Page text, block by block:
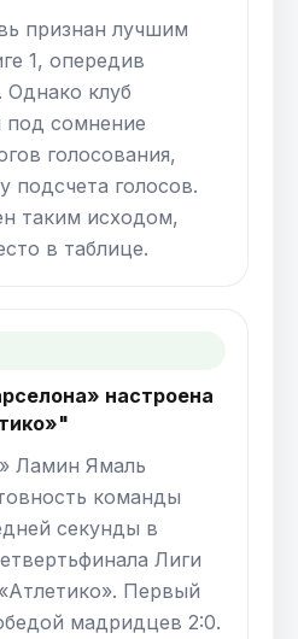
признан лучшим
1, опередив
Однако клуб
под сомнение
голосования,
подсчета голосов.
таким исходом,
в таблице.
настроена
Ламин Ямаль
команды
секунды в
Лиги
Первый
мадридцев 2:0.